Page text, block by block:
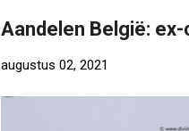
Aandelen België:
augustus 02, 2021